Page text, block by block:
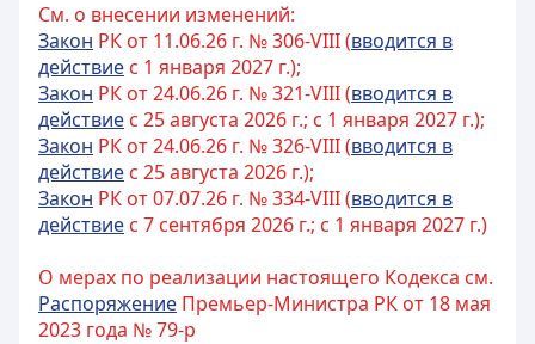
См. о внесении изменений:
Закон РК от 11.06.26 г. № 306-VIII (вводится в
действие с 1 января 2027 г.);
Закон РК от 24.06.26 г. № 321-VIII (вводится в
действие с 25 августа 2026 г.; с 1 января 2027 г.);
Закон РК от 24.06.26 г. № 326-VIII (вводится в
действие с 25 августа 2026 г.);
Закон РК от 07.07.26 г. № 334-VIII (вводится в
действие с 7 сентября 2026 г.; с 1 января 2027 г.)
О мерах по реализации настоящего Кодекса см.
Распоряжение Премьер-Министра РК от 18 мая
2023 года № 79-р